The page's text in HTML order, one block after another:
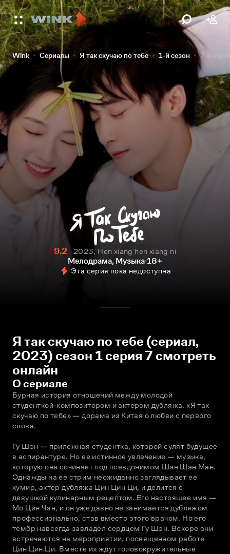
Wink Сериалы Я так скучаю по тебе 1-й сезон 7-я
9.2
2023, Hen xiang hen xiang ni
Мелодрама, Музыка 18+
Эта серия пока недоступна
Я так скучаю по тебе (сериал,
2023) сезон 1 серия 7 смотреть
онлайн
О сериале
Бурная история отношений между молодой
студенткой-композитором и актером дубляжа. «Я так
скучаю по тебе» — дорама из Китая о любви с первого
слова.
Гу Шэн — прилежная студентка, которой сулят будущее
в аспирантуре. Но ее истинное увлечение — музыка,
которую она сочиняет под псевдонимом Шэн Шэн Ман.
Однажды на ее стрим неожиданно заглядывает ее
кумир, актер дубляжа Цин Цин Ци, и делится с
девушкой кулинарным рецептом. Его настоящее имя —
Мо Цин Чэн, и он уже давно не занимается дубляжом
профессионально, став вместо этого врачом. Но его
тембр навсегда завладел сердцем Гу Шэн. Вскоре они
встречаются на мероприятии, посвященном работе
Цин Цин Ци. Вместе их ждут головокружительные